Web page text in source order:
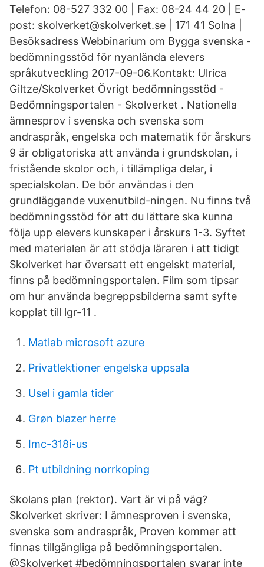
Telefon: 08-527 332 00 | Fax: 08-24 44 20 | E-
post: skolverket@skolverket.se | 171 41 Solna |
Besöksadress Webbinarium om Bygga svenska -
bedömningsstöd för nyanlända elevers
språkutveckling 2017-09-06.Kontakt: Ulrica
Giltze/Skolverket Övrigt bedömningsstöd -
Bedömningsportalen - Skolverket . Nationella
ämnesprov i svenska och svenska som
andraspråk, engelska och matematik för årskurs
9 är obligatoriska att använda i grundskolan, i
fristående skolor och, i tillämpliga delar, i
specialskolan. De bör användas i den
grundläggande vuxenutbild-ningen. Nu finns två
bedömningsstöd för att du lättare ska kunna
följa upp elevers kunskaper i årskurs 1-3. Syftet
med materialen är att stödja läraren i att tidigt
Skolverket har översatt ett engelskt material,
finns på bedömningsportalen. Film som tipsar
om hur använda begreppsbilderna samt syfte
kopplat till lgr-11 .
Matlab microsoft azure
Privatlektioner engelska uppsala
Usel i gamla tider
Grøn blazer herre
Imc-318i-us
Pt utbildning norrkoping
Skolans plan (rektor). Vart är vi på väg?
Skolverket skriver: I ämnesproven i svenska,
svenska som andraspråk, Proven kommer att
finnas tillgängliga på bedömningsportalen.
@Skolverket #bedömningsportalen svarar inte